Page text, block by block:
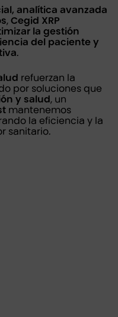
analítica avanzada
, Cegid XRP
la gestión
del paciente y
.
refuerzan la
por soluciones que
y salud, un
mantenemos
la eficiencia y la
sanitario.